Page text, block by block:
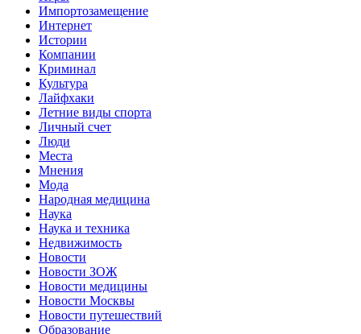
Импортозамещение
Интернет
Истории
Компании
Криминал
Культура
Лайфхаки
Летние виды спорта
Личный счет
Люди
Места
Мнения
Мода
Народная медицина
Наука
Наука и техника
Недвижимость
Новости
Новости ЗОЖ
Новости медицины
Новости Москвы
Новости путешествий
Образование